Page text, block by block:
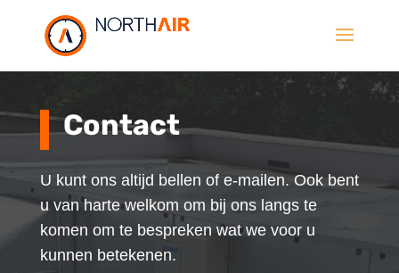
Contact
U kunt ons altijd bellen of e-mailen. Ook bent
u van harte welkom om bij ons langs te
komen om te bespreken wat we voor u
kunnen betekenen.